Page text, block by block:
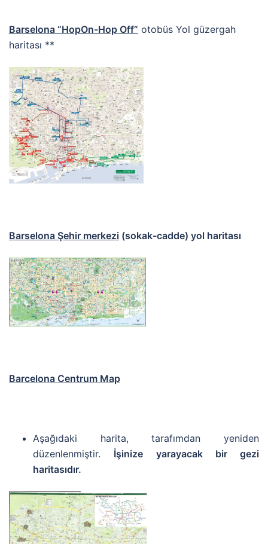
Barselona “HopOn-Hop Off” otobüs Yol güzergah
haritası **
Barselona Şehir merkezi (sokak-cadde) yol haritası
Barcelona Centrum Map
Aşağıdaki harita, tarafımdan yeniden
düzenlenmiştir. İşinize yarayacak bir gezi
haritasıdır.